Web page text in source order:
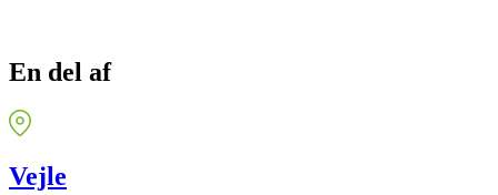
En del af
Vejle